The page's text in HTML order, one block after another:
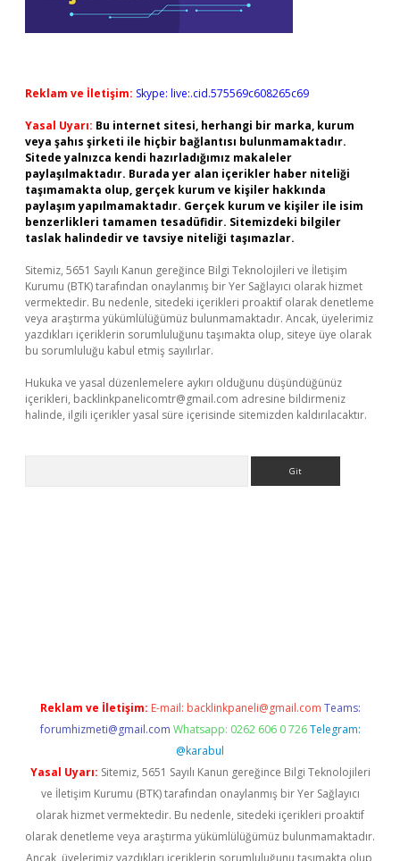
Reklam ve İletişim: Skype: live:.cid.575569c608265c69
Yasal Uyarı: Bu internet sitesi, herhangi bir marka, kurum
veya şahıs şirketi ile hiçbir bağlantısı bulunmamaktadır.
Sitede yalnızca kendi hazırladığımız makaleler
paylaşılmaktadır. Burada yer alan içerikler haber niteliği
taşımamakta olup, gerçek kurum ve kişiler hakkında
paylaşım yapılmamaktadır. Gerçek kurum ve kişiler ile isim
benzerlikleri tamamen tesadüfidir. Sitemizdeki bilgiler
taslak halindedir ve tavsiye niteliği taşımazlar.
Sitemiz, 5651 Sayılı Kanun gereğince Bilgi Teknolojileri ve İletişim
Kurumu (BTK) tarafından onaylanmış bir Yer Sağlayıcı olarak hizmet
vermektedir. Bu nedenle, sitedeki içerikleri proaktif olarak denetleme
veya araştırma yükümlülüğümüz bulunmamaktadır. Ancak, üyelerimiz
yazdıkları içeriklerin sorumluluğunu taşımakta olup, siteye üye olarak
bu sorumluluğu kabul etmiş sayılırlar.
Hukuka ve yasal düzenlemelere aykırı olduğunu düşündüğünüz
içerikleri, backlinkpanelicomtr@gmail.com adresine bildirmeniz
halinde, ilgili içerikler yasal süre içerisinde sitemizden kaldırılacaktır.
Reklam ve İletişim: E-mail: backlinkpaneli@gmail.com Teams:
forumhizmeti@gmail.com Whatsapp: 0262 606 0 726 Telegram:
@karabul
Yasal Uyarı: Sitemiz, 5651 Sayılı Kanun gereğince Bilgi Teknolojileri
ve İletişim Kurumu (BTK) tarafından onaylanmış bir Yer Sağlayıcı
olarak hizmet vermektedir. Bu nedenle, sitedeki içerikleri proaktif
olarak denetleme veya araştırma yükümlülüğümüz bulunmamaktadır.
Ancak, üyelerimiz yazdıkları içeriklerin sorumluluğunu taşımakta olup,